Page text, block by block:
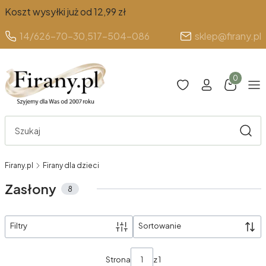
Koszt wysyłki już od 12,99 zł
14/626-70-30, 517-504-086 sklep@firany.pl
Produkty
Otwórz wyszukiwarkę
Firany.pl Firany dla dzieci
Zasłony 8
Filtry Sortowanie
Strona z 1